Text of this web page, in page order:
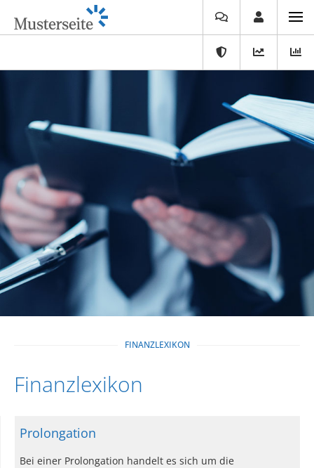
FINANZLEXIKON
Finanzlexikon
Prolongation
Bei einer Prolongation handelt es sich um die